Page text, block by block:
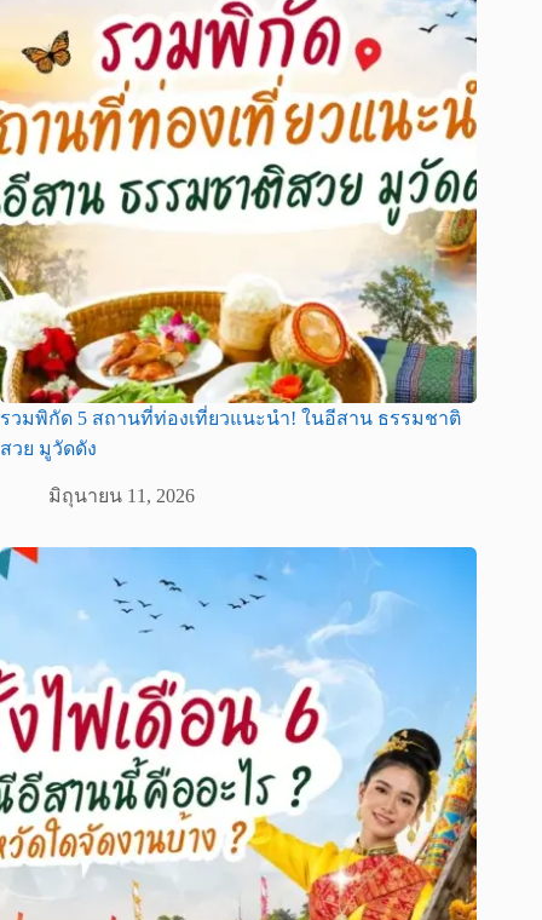
รวมพิกัด 5 สถานที่ท่องเที่ยวแนะนำ! ในอีสาน ธรรมชาติ
สวย มูวัดดัง
มิถุนายน 11, 2026